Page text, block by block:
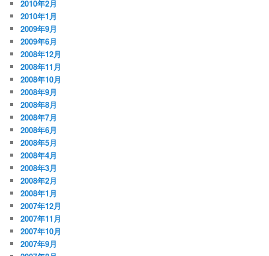
2010年2月
2010年1月
2009年9月
2009年6月
2008年12月
2008年11月
2008年10月
2008年9月
2008年8月
2008年7月
2008年6月
2008年5月
2008年4月
2008年3月
2008年2月
2008年1月
2007年12月
2007年11月
2007年10月
2007年9月